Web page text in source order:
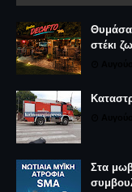
στέκι
Στα